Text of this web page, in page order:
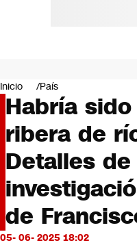
Negocios
Deportes
Programas completos
Cultura
Servicios
Bits
CNN tiempo
Futuro 360
Opinión
Inicio País
Habría
ribera de
Detalles
de
05- 06- 2025 18:02